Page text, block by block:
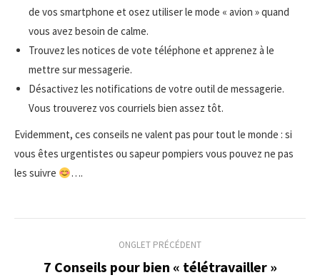
de vos smartphone et osez utiliser le mode « avion » quand
vous avez besoin de calme.
Trouvez les notices de vote téléphone et apprenez à le
mettre sur messagerie.
Désactivez les notifications de votre outil de messagerie.
Vous trouverez vos courriels bien assez tôt.
Evidemment, ces conseils ne valent pas pour tout le monde : si
vous êtes urgentistes ou sapeur pompiers vous pouvez ne pas
les suivre
….
ONGLET PRÉCÉDENT
Onglet
7 Conseils pour bien « télétravailler »